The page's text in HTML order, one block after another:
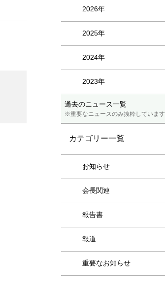
過去のニュース一覧
※重要なニュースのみ抜粋しています
2026年
2025年
2024年
2023年
カテゴリー一覧
お知らせ
会長関連
報告書
報道
重要なお知らせ